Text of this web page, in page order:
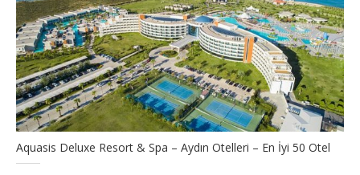
Aquasis Deluxe Resort & Spa – Aydın Otelleri – En İyi 50 Otel